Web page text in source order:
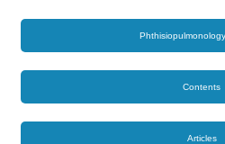
Contents
Articles